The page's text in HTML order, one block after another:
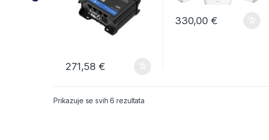
271,58€
330,00 €
Prikazuje se svih 6 rezultataPoredano po cijeni: od niske do visoke